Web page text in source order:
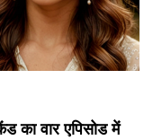
का वार एपिसोड में